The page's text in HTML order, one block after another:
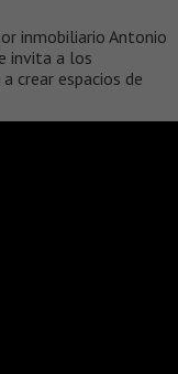
inmobiliario Antonio
invita a los
crear espacios de